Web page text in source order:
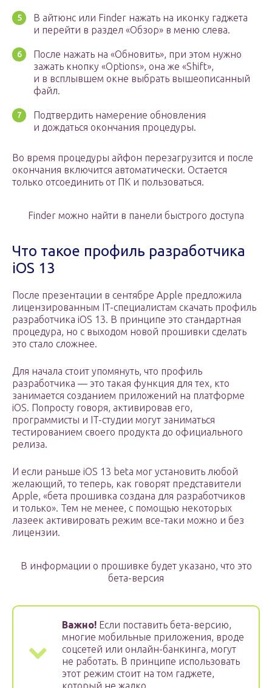
В айтюнс или Finder нажать на иконку гаджета
и перейти в раздел «Обзор» в меню слева.
После нажать на «Обновить», при этом нужно
зажать кнопку «Options», она же «Shift»,
и в всплывшем окне выбрать вышеописанный
файл.
Подтвердить намерение обновления
и дождаться окончания процедуры.
Во время процедуры айфон перезагрузится и после
окончания включится автоматически. Остается
только отсоединить от ПК и пользоваться.
Finder можно найти в панели быстрого доступа
Что такое профиль разработчика
iOS 13
После презентации в сентябре Apple предложила
лицензированным IT-специалистам скачать профиль
разработчика iOS 13. В принципе это стандартная
процедура, но с выходом новой прошивки сделать
это стало сложнее.
Для начала стоит упомянуть, что профиль
разработчика — это такая функция для тех, кто
занимается созданием приложений на платформе
iOS. Попросту говоря, активировав его,
программисты и IT-студии могут заниматься
тестированием своего продукта до официального
релиза.
И если раньше iOS 13 beta мог установить любой
желающий, то теперь, как говорят представители
Apple, «бета прошивка создана для разработчиков
и только». Тем не менее, с помощью некоторых
лазеек активировать режим все-таки можно и без
лицензии.
В информации о прошивке будет указано, что это
бета-версия
Важно! Если поставить бета-версию,
многие мобильные приложения, вроде
соцсетей или онлайн-банкинга, могут
не работать. В принципе использовать
этот режим стоит на том гаджете,
который не жалко.